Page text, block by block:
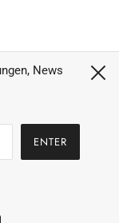
News
ENTER